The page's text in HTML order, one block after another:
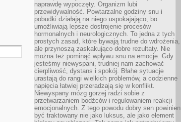
naprawdę wypoczęty. Organizm lubi
przewidywalność. Powtarzalne godziny snu i
pobudki działają na niego uspokajająco, bo
umożliwiają lepsze dostrojenie procesów
hormonalnych i neurologicznych. To jedna z tych
prostych zasad, które bywają trudne do wdrożenia,
ale przynoszą zaskakująco dobre rezultaty. Nie
można też pominąć wpływu snu na emocje. Gdy
jesteśmy niewyspani, trudniej nam zachować
cierpliwość, dystans i spokój. Błahe sytuacje
urastają do rangi wielkich problemów, a codzienne
napięcia łatwiej przeradzają się w konflikt.
Niewyspany mózg gorzej radzi sobie z
przetwarzaniem bodźców i regulowaniem reakcji
emocjonalnych. Z tego powodu dobry sen powinien
być traktowany nie jako luksus, ale jako element